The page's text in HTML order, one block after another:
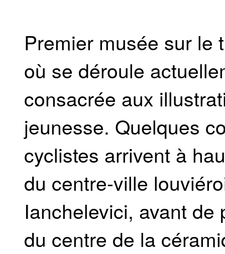
Premier musée sur le
où se déroule
consacrée aux
jeunesse. Quelques
cyclistes arrivent à
du centre-ville
Ianchelevici, avant
du centre de la